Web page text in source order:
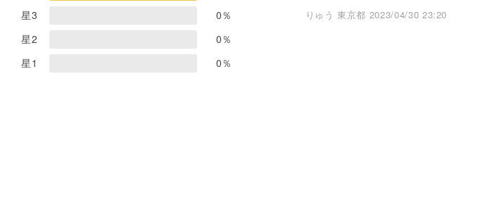
星3
0％
星2
0％
星1
0％
りゅう 東京都 2023/04/30 23:20